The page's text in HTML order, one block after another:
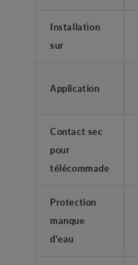
Installation
sur
Application
Contact sec
pour
télécommade
Protection
manque
d'eau